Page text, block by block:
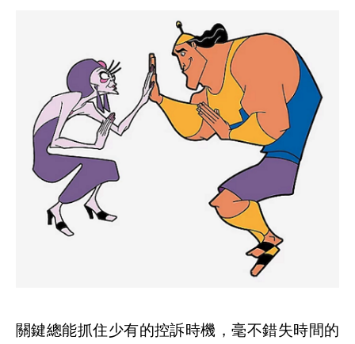
關鍵總能抓住少有的控訴時機，毫不錯失時間的